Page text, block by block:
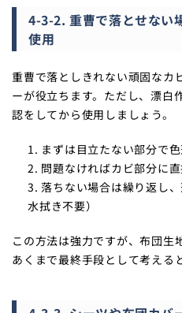
4-3-2. 重曹で落とせない
使用
重曹で落としきれない頑固なカ
ーが役立ちます。ただし、漂白
認をしてから使用しましょう。
まずは目立たない部分で
問題なければカビ部分に
落ちない場合は繰り返し
水拭き不要）
この方法は強力ですが、布団生
あくまで最終手段として考える